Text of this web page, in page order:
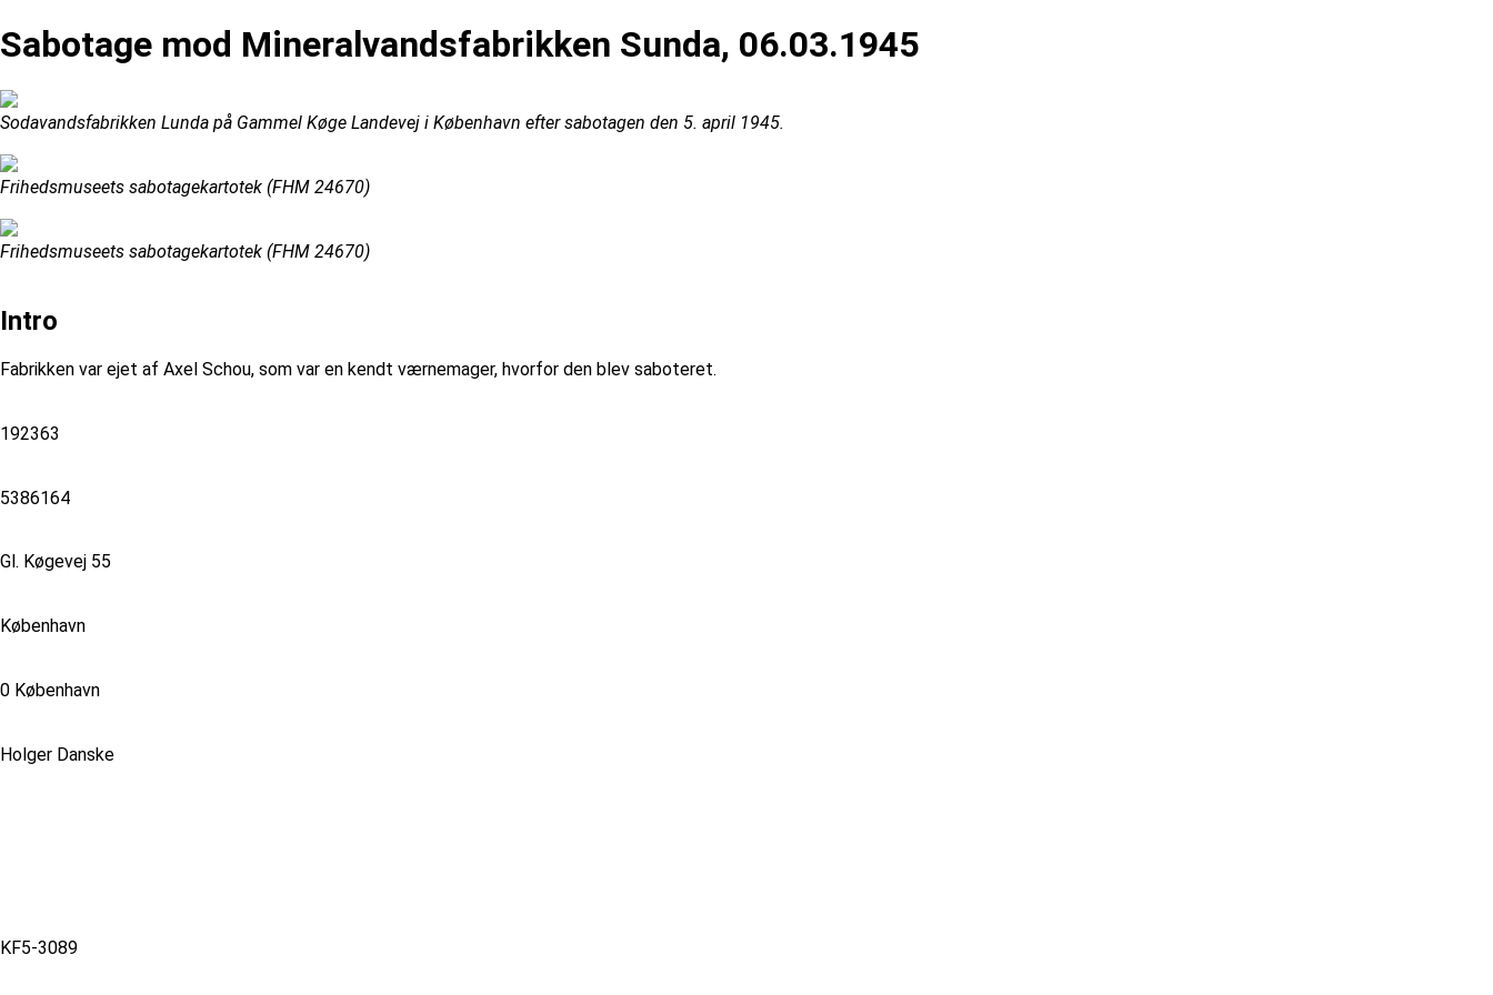
Sabotage mod Mineralvandsfabrikken Sunda, 06.03.1945
Sodavandsfabrikken Lunda på Gammel Køge Landevej i København efter sabotagen den 5. april 1945.
Frihedsmuseets sabotagekartotek (FHM 24670)
Frihedsmuseets sabotagekartotek (FHM 24670)
Intro
Fabrikken var ejet af Axel Schou, som var en kendt værnemager, hvorfor den blev saboteret.
192363
5386164
Gl. Køgevej 55
København
0 København
Holger Danske
KF5-3089